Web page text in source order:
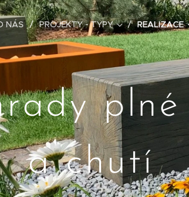
NÁS PROJEKTY - TYPY REALIZACE
a chutí